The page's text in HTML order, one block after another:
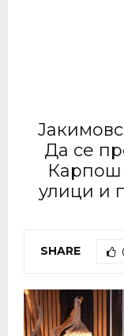
Да се
Карпош
улици и
SHARE